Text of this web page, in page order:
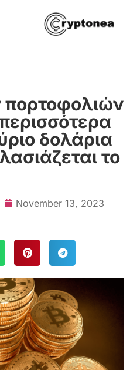
πορτοφολιών
δολάρια
το
November 13, 2023